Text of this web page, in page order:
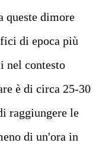
queste dimore
di epoca più
nel contesto
è di circa 25-30
raggiungere le
di un'ora in